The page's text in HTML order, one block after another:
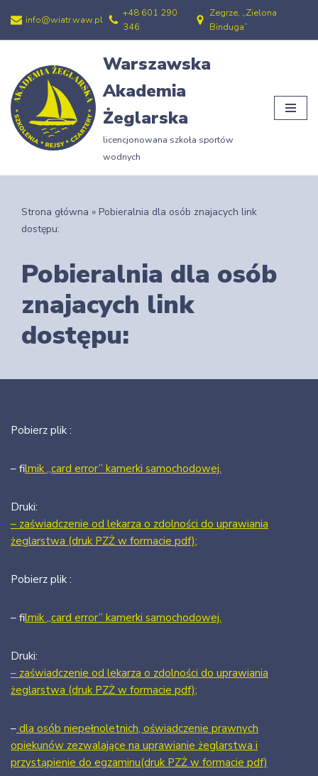
Przejdź
treści
info@wiatr.waw.pl
+48 601 290
346
Zegrze, „Zielona
Binduga”
Warszawska
Akademia
Żeglarska
licencjonowana szkoła sportów
wodnych
Strona główna » Pobieralnia dla osób znajacych link
dostępu:
Pobieralnia dla osób
znajacych link
dostępu:
Pobierz plik :
– filmik „card error” kamerki samochodowej.
Druki:
– zaświadczenie od lekarza o zdolności do uprawiania
żeglarstwa (druk PZŻ w formacie pdf);
Pobierz plik :
– filmik „card error” kamerki samochodowej.
Druki:
– zaświadczenie od lekarza o zdolności do uprawiania
żeglarstwa (druk PZŻ w formacie pdf);
– dla osób niepełnoletnich, oświadczenie prawnych
opiekunów zezwalające na uprawianie żeglarstwa i
przystąpienie do egzaminu(druk PZŻ w formacie pdf)